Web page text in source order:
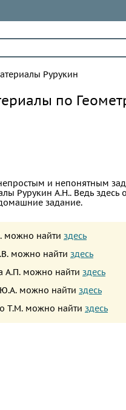
Рурукин
по
и непонятным
Рурукин А.Н.. Ведь
задание.
можно найти здесь
можно найти здесь
А.П. можно найти здесь
Ю.А. можно найти здесь
Т.М. можно найти здесь